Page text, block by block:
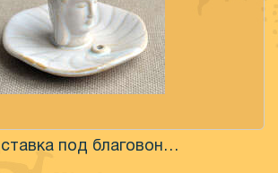
Подставка под благовония"Будда" 10 см